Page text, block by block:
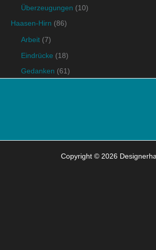
Überzeugungen (10)
Haasen-Hirn (86)
Arbeit (7)
Eindrücke (18)
Gedanken (61)
Copyright © 2026